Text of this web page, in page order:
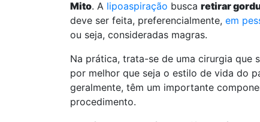
Mito. A lipoaspiração busca retirar
deve ser feita, preferencialmente, em
ou seja, consideradas magras.
Na prática, trata-se de uma cirurgia que
por melhor que seja o estilo de vida do
geralmente, têm um importante
procedimento.